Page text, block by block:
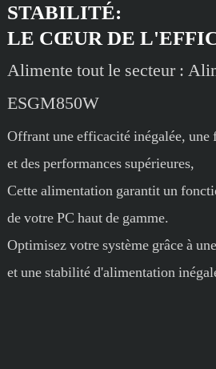
STABILITÉ:
LE CŒUR DE
Alimente tout le secteur :
ESGM850W
Offrant une efficacité inégalée, une
et des performances supérieures,
Cette alimentation garantit un
de votre PC haut de gamme.
Optimisez votre système grâce à
et une stabilité d'alimentation